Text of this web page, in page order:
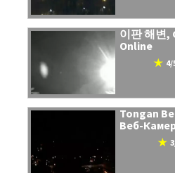
이판 해변,
Online
Tongan
Веб-